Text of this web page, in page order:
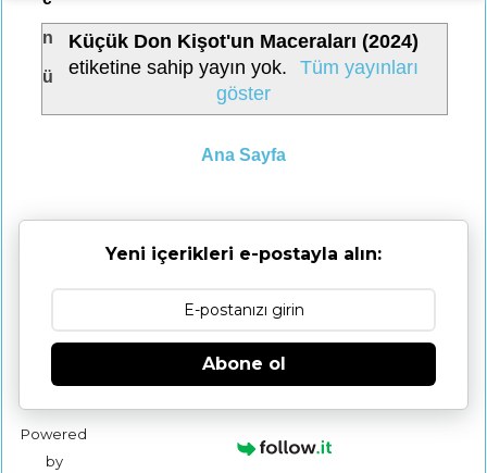
n
ü
Küçük Don Kişot'un Maceraları (2024)
etiketine sahip yayın yok.
Tüm yayınları
göster
Ana Sayfa
Yeni içerikleri e-postayla alın:
Abone ol
Powered
by